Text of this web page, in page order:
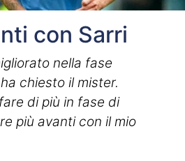
con Sarri
nella fase
chiesto il mister.
di più in fase di
più avanti con il mio